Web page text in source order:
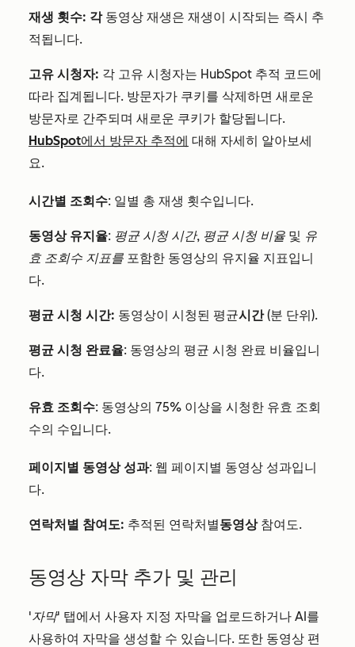
재생 횟수: 각 동영상 재생은 재생이 시작되는 즉시 추
적됩니다.
고유 시청자: 각 고유 시청자는 HubSpot 추적 코드에
따라 집계됩니다. 방문자가 쿠키를 삭제하면 새로운
방문자로 간주되며 새로운 쿠키가 할당됩니다.
HubSpot에서 방문자 추적에 대해 자세히 알아보세
요.
시간별 조회수: 일별 총 재생 횟수입니다.
동영상 유지율: 평균 시청 시간, 평균 시청 비율 및 유
효 조회수 지표를 포함한 동영상의 유지율 지표입니
다.
평균 시청 시간: 동영상이 시청된 평균시간(분 단위).
평균 시청 완료율: 동영상의 평균 시청 완료 비율입니
다.
유효 조회수: 동영상의 75% 이상을 시청한 유효 조회
수의 수입니다.
페이지별 동영상 성과: 웹 페이지별 동영상 성과입니
다.
연락처별 참여도: 추적된 연락처별동영상 참여도.
동영상 자막 추가 및 관리
'자막' 탭에서 사용자 지정 자막을 업로드하거나 AI를
사용하여 자막을 생성할 수 있습니다. 또한 동영상 편